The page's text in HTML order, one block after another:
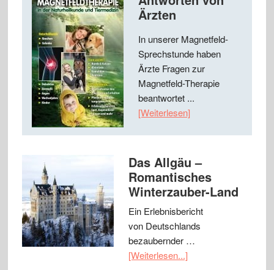
Ärzten
In unserer Magnetfeld-
Sprechstunde haben
Ärzte Fragen zur
Magnetfeld-Therapie
beantwortet ...
[Weiterlesen]
Das Allgäu –
Romantisches
Winterzauber-Land
Ein Erlebnisbericht
von Deutschlands
bezaubernder …
[Weiterlesen...]